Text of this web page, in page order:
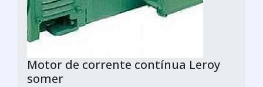
Motor de corrente contínua Leroy
somer